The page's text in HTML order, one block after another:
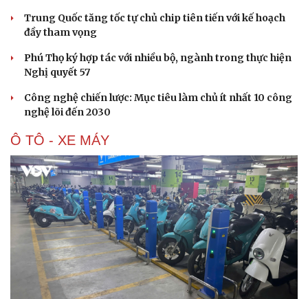
Trung Quốc tăng tốc tự chủ chip tiên tiến với kế hoạch
đầy tham vọng
Phú Thọ ký hợp tác với nhiều bộ, ngành trong thực hiện
Nghị quyết 57
Công nghệ chiến lược: Mục tiêu làm chủ ít nhất 10 công
nghệ lõi đến 2030
Ô TÔ - XE MÁY